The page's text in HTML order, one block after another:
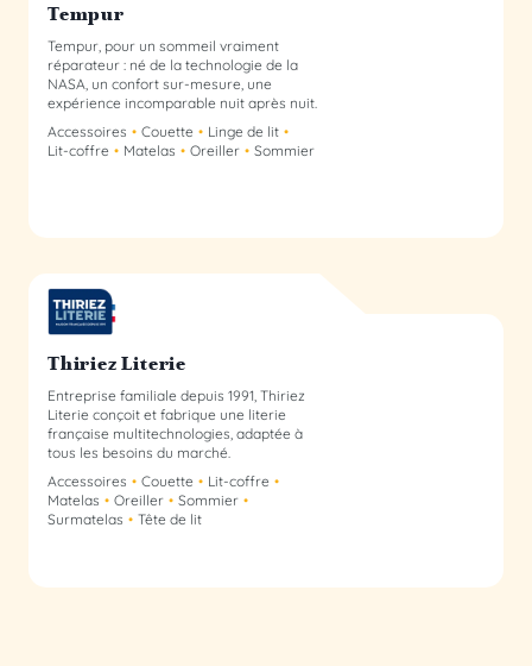
Tempur
Tempur, pour un sommeil vraiment
réparateur : né de la technologie de la
NASA, un confort sur-mesure, une
expérience incomparable nuit après nuit.
Accessoires
Couette
Linge de lit
Lit-coffre
Matelas Oreiller Sommier
Thiriez Literie membre du collectif
Thiriez Literie
Entreprise familiale depuis 1991, Thiriez
Literie conçoit et fabrique une literie
française multitechnologies, adaptée à
tous les besoins du marché.
Accessoires
Couette
Lit-coffre
Matelas
Oreiller
Sommier
Surmatelas
Tête de lit